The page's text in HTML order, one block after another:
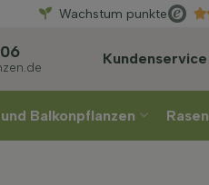
Wachstum punkte
Kundenservice
Balkonpflanzen Rasen